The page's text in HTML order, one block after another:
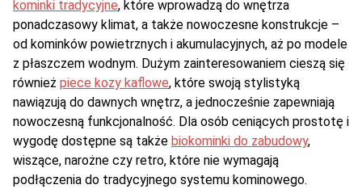
kominki tradycyjne, które wprowadzą do wnętrza
ponadczasowy klimat, a także nowoczesne konstrukcje –
od kominków powietrznych i akumulacyjnych, aż po modele
z płaszczem wodnym. Dużym zainteresowaniem cieszą się
również piece kozy kaflowe, które swoją stylistyką
nawiązują do dawnych wnętrz, a jednocześnie zapewniają
nowoczesną funkcjonalność. Dla osób ceniących prostotę i
wygodę dostępne są także biokominki do zabudowy,
wiszące, narożne czy retro, które nie wymagają
podłączenia do tradycyjnego systemu kominowego.